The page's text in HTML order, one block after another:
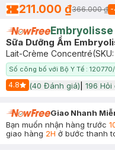
211.000 ₫366.000 ₫ -
Embryolisse
Sữa Dưỡng Ẩm
Lait-Crème Concentré(SKU:
Số công bố với Bộ Y Tế :
4.8
Start Icon
(40 Đánh giá) 196 Hỏi
Giao Nhanh
Bạn muốn nhận hàng trước
giao hàng 2H ở bước thanh